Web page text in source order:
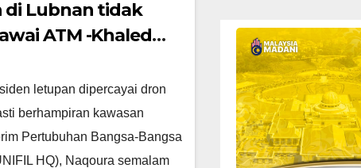
di Lubnan tidak
ATM -Khaled
letupan dipercayai dron
berhampiran kawasan
Pertubuhan Bangsa-Bangsa
HQ), Naqoura semalam